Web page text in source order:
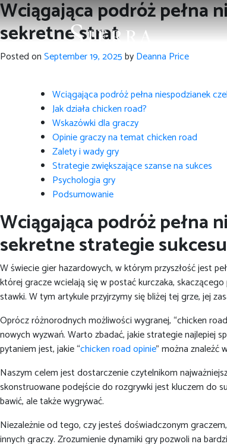
Wciągająca podróż pełna
sekretne strat
Posted onSeptember 19, 2025byDeanna Price
Wciągająca podróż pełna niespodzianek
Jak działa chicken road?
Wskazówki dla graczy
Opinie graczy na temat chicken road
Zalety i wady gry
Strategie zwiększające szanse na sukces
Psychologia gry
Podsumowanie
Wciągająca podróż pełna
sekretne strategie
W świecie gier hazardowych, w którym przyszłość jest
której gracze wcielają się w postać kurczaka,
stawki. W tym artykule przyjrzymy się bliżej tej grze, jej
Oprócz różnorodnych możliwości wygranej, “chicken
nowych wyzwań. Warto zbadać, jakie strategie najlepiej
pytaniem jest, jakie “chicken road opinie” można znaleźć
Naszym celem jest dostarczenie czytelnikom
skonstruowane podejście do rozgrywki jest kluczem do
bawić, ale także wygrywać.
Niezależnie od tego, czy jesteś doświadczonym
innych graczy. Zrozumienie dynamiki gry pozwoli na